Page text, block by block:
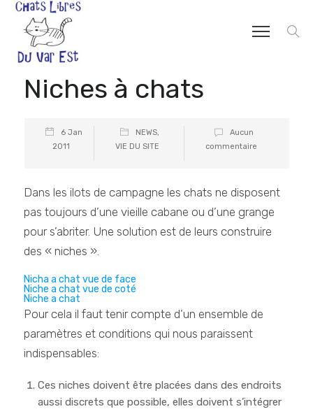
Niches à chats
6 Jan
2011
NEWS,
VIE DU SITE
Aucun
commentaire
Dans les ilots de campagne les chats ne disposent
pas toujours d’une vieille cabane ou d’une grange
pour s’abriter. Une solution est de leurs construire
des « niches ».
Nicha a chat vue de face
Niche a chat vue de coté
Niche a chat
Pour cela il faut tenir compte d’un ensemble de
paramètres et conditions qui nous paraissent
indispensables:
Ces niches doivent être placées dans des endroits
aussi discrets que possible, elles doivent s’intégrer